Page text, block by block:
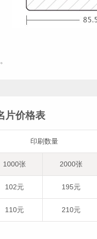
片价格表
印刷数量
1000张 2000张
102元 195元
110元 210元